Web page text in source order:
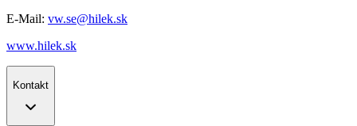
E-Mail: vw.se@hilek.sk
www.hilek.sk
Kontakt